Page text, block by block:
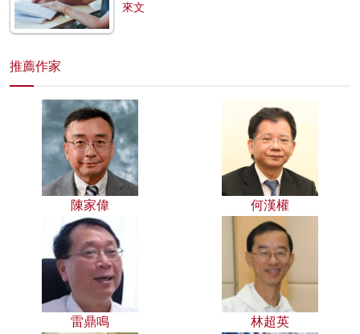
來文
推薦作家
陳家偉 何漢權
雷鼎鳴 林超英